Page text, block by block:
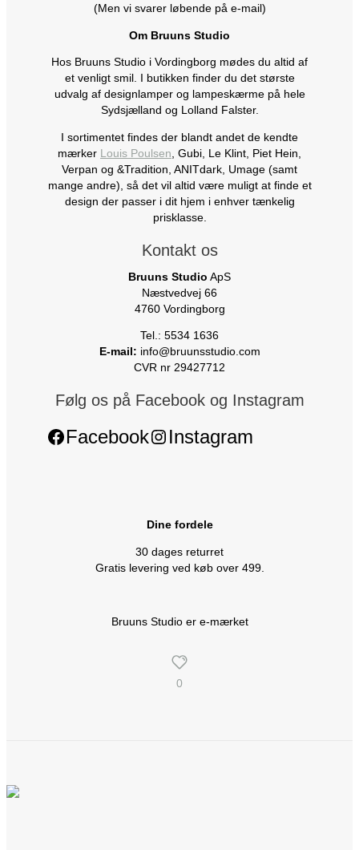
(Men vi svarer løbende på e-mail)
Om Bruuns Studio
Hos Bruuns Studio i Vordingborg mødes du altid af
et venligt smil. I butikken finder du det største
udvalg af designlamper og lampeskærme på hele
Sydsjælland og Lolland Falster.
I sortimentet findes der blandt andet de kendte
mærker
Louis Poulsen , Gubi, Le Klint, Piet Hein,
Verpan og &Tradition, ANITdark, Umage (samt
mange andre), så det vil altid være muligt at finde et
design der passer i dit hjem i enhver tænkelig
prisklasse.
Kontakt os
Bruuns Studio ApS
Næstvedvej 66
4760 Vordingborg
Tel.: 5534 1636
E-mail: info@bruunsstudio.com
CVR nr 29427712
Følg os på Facebook og Instagram
Facebook Instagram
Dine fordele
30 dages returret
Gratis levering ved køb over 499.
Bruuns Studio er e-mærket
0